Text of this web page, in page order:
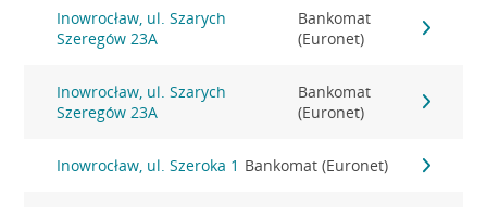
Inowrocław, ul. Szarych
Szeregów 23A
Bankomat
(Euronet)
Inowrocław, ul. Szarych
Szeregów 23A
Bankomat
(Euronet)
Inowrocław, ul. Szeroka 1 Bankomat (Euronet)